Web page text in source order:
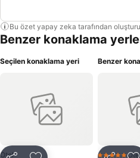
Bu özet yapay zeka tarafından
Benzer konaklama
Seçilen konaklama yeri
Otel
Benzer
Otel